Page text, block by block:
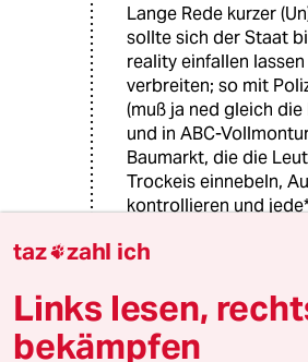
Lange Rede kurzer
sollte sich der Staat
reality einfallen
verbreiten; so mit
(muß ja ned gleich die
und in ABC-
Baumarkt, die die
Trockeis einnebeln,
kontrollieren und
GW Günter Witte
10.04.2020
taz zahl ich
Links lesen,
bekämpfen